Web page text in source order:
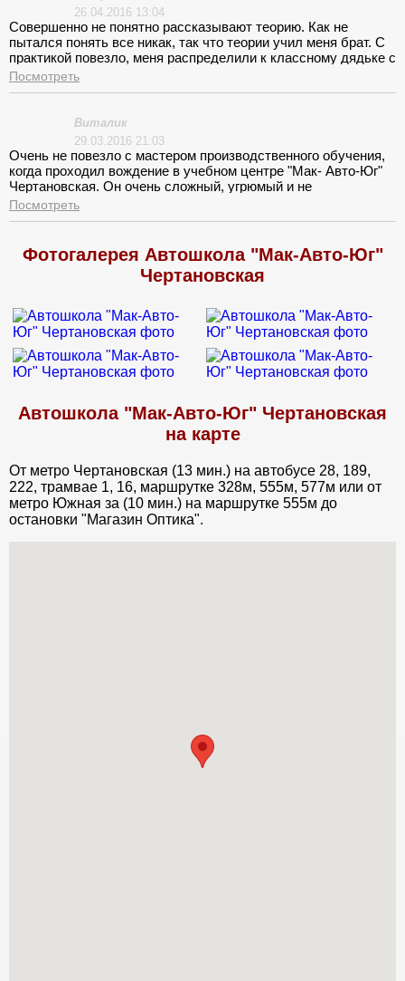
26.04.2016 13:04
Совершенно не понятно рассказывают теорию. Как не
пытался понять все никак, так что теории учил меня брат. С
практикой повезло, меня распределили к классному дядьке с
чувством юмора. Даже не ожидал научиться таким штукам!
Посмотреть
Виталик
29.03.2016 21:03
Очень не повезло с мастером производственного обучения,
когда проходил вождение в учебном центре "Мак- Авто-Юг"
Чертановская. Он очень сложный, угрюмый и не
понимающий. Вопросы задавать ему и переспрашивать о не
понятном, было бесполезно. По окончании обязательных
выругался и объяснил, что программу выполнил. Сильно
расстроился таким отношением.
Посмотреть
Фотогалерея Автошкола "Мак-Авто-Юг"
Чертановская
Автошкола "Мак-Авто-Юг" Чертановская
на карте
От метро Чертановская (13 мин.) на автобусе 28, 189,
222, трамвае 1, 16, маршрутке 328м, 555м, 577м или от
метро Южная за (10 мин.) на маршрутке 555м до
остановки "Магазин Оптика".